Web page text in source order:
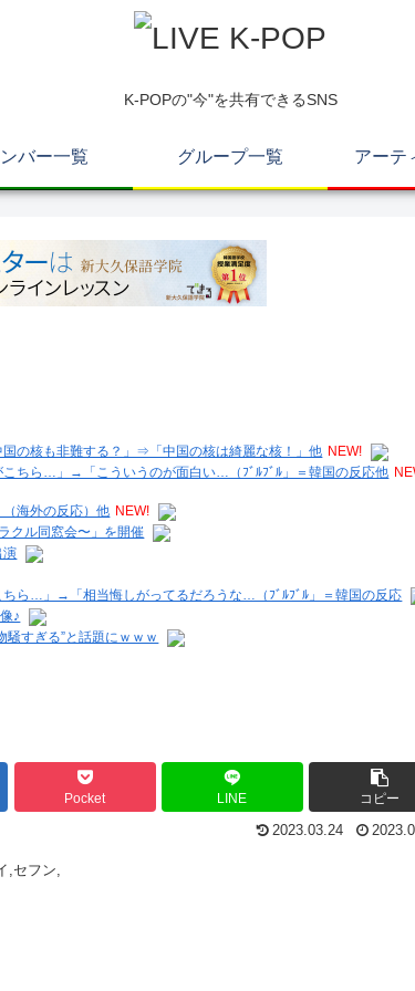
K-POPの"今"を共有できるSNS
ンバー一覧 グループ一覧 アーテ
の核も非難する？」⇒「中国の核は綺麗な核！」他 NEW!
ちら…」→「こういうのが面白い…（ﾌﾞﾙﾌﾞﾙ」＝韓国の反応他
海外の反応）他 NEW!
クル同窓会〜」を開催
演
ら…」→「相当悔しがってるだろうな…（ﾌﾞﾙﾌﾞﾙ」＝韓国の反応
♪
すぎる”と話題にｗｗｗ
Pocket LINE コピー
2023.03.24
,セフン,